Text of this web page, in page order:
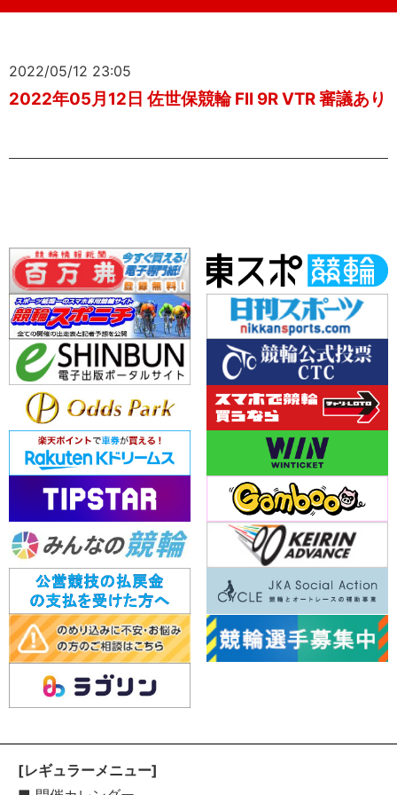
2022/05/12 23:05
2022年05月12日 佐世保競輪 FII 9R VTR 審議あり
[レギュラーメニュー]